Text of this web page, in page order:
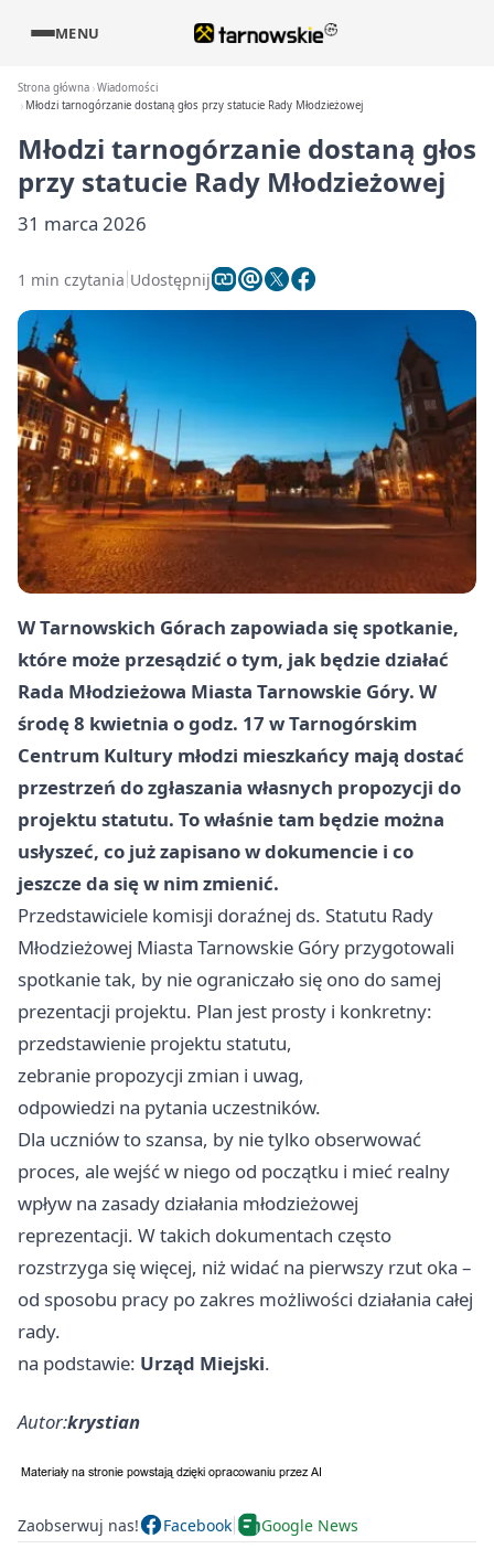
MENU
Strona główna Wiadomości
Młodzi tarnogórzanie dostaną głos przy statucie Rady Młodzieżowej
Młodzi tarnogórzanie dostaną głos
przy statucie Rady Młodzieżowej
31 marca 2026
1 min czytania Udostępnij
W Tarnowskich Górach zapowiada się spotkanie,
które może przesądzić o tym, jak będzie działać
Rada Młodzieżowa Miasta Tarnowskie Góry. W
środę 8 kwietnia o godz. 17 w Tarnogórskim
Centrum Kultury młodzi mieszkańcy mają dostać
przestrzeń do zgłaszania własnych propozycji do
projektu statutu. To właśnie tam będzie można
usłyszeć, co już zapisano w dokumencie i co
jeszcze da się w nim zmienić.
Przedstawiciele komisji doraźnej ds. Statutu Rady
Młodzieżowej Miasta Tarnowskie Góry przygotowali
spotkanie tak, by nie ograniczało się ono do samej
prezentacji projektu. Plan jest prosty i konkretny:
przedstawienie projektu statutu,
zebranie propozycji zmian i uwag,
odpowiedzi na pytania uczestników.
Dla uczniów to szansa, by nie tylko obserwować
proces, ale wejść w niego od początku i mieć realny
wpływ na zasady działania młodzieżowej
reprezentacji. W takich dokumentach często
rozstrzyga się więcej, niż widać na pierwszy rzut oka –
od sposobu pracy po zakres możliwości działania całej
rady.
na podstawie: Urząd Miejski.
Autor:krystian
Zaobserwuj nas! Facebook Google News